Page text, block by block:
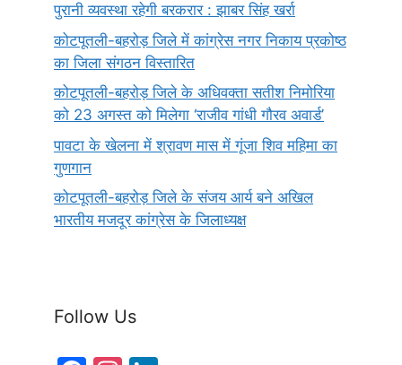
पुरानी व्यवस्था रहेगी बरकरार : झाबर सिंह खर्रा
कोटपूतली-बहरोड़ जिले में कांग्रेस नगर निकाय प्रकोष्ठ
का जिला संगठन विस्तारित
कोटपूतली-बहरोड़ जिले के अधिवक्ता सतीश निमोरिया
को 23 अगस्त को मिलेगा ‘राजीव गांधी गौरव अवार्ड’
पावटा के खेलना में श्रावण मास में गूंजा शिव महिमा का
गुणगान
कोटपूतली-बहरोड़ जिले के संजय आर्य बने अखिल
भारतीय मजदूर कांग्रेस के जिलाध्यक्ष
Follow Us